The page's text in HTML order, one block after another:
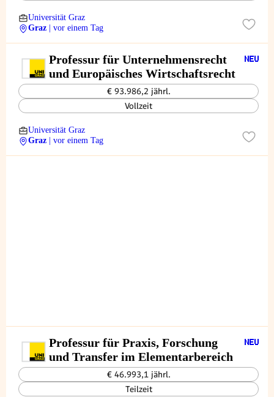
Universität Graz
Graz
| vor einem Tag
Professur für Unternehmensrecht
und Europäisches Wirtschaftsrecht
€ 93.986,2 jährl.
Vollzeit
Universität Graz
Graz
| vor einem Tag
Professur für Praxis, Forschung
und Transfer im Elementarbereich
€ 46.993,1 jährl.
Teilzeit